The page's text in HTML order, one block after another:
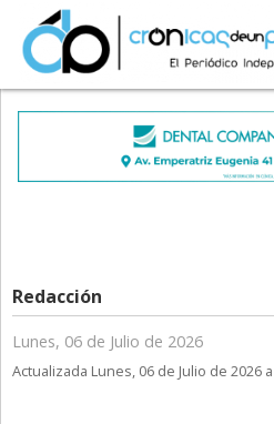
Redacción
Lunes, 06 de Julio de 2026
Actualizada Lunes, 06 de Julio de 2026